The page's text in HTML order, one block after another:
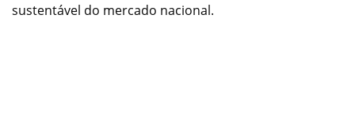
sustentável do mercado nacional.